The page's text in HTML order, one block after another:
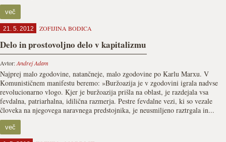
več
21. 5. 2012 ZOFIJINA BODICA
Delo in prostovoljno delo v kapitalizmu
Avtor:Andrej Adam
Najprej malo zgodovine, natančneje, malo zgodovine po Karlu Marxu. V
Komunističnem manifestu beremo: »Buržoazija je v zgodovini igrala nadvse
revolucionarno vlogo. Kjer je buržoazija prišla na oblast, je razdejala vsa
fevdalna, patriarhalna, idilična razmerja. Pestre fevdalne vezi, ki so vezale
človeka na njegovega naravnega predstojnika, je neusmiljeno raztrgala in...
več